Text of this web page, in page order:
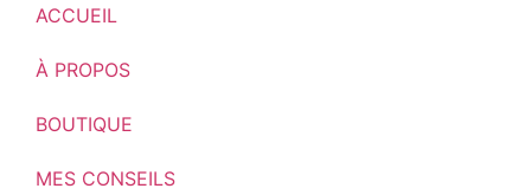
ACCUEIL
À PROPOS
BOUTIQUE
MES CONSEILS